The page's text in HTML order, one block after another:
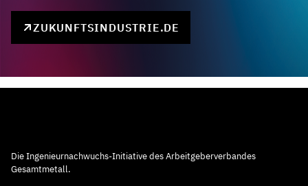
ZUKUNFTSINDUSTRIE.DE
Die Ingenieurnachwuchs-Initiative des Arbeitgeberverbandes
Gesamtmetall.